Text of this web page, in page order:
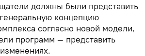
должны были представить
концепцию
согласно новой модели,
программ — представить